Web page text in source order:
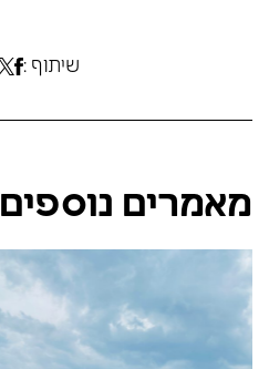
שיתוף :
מאמרים נוספים